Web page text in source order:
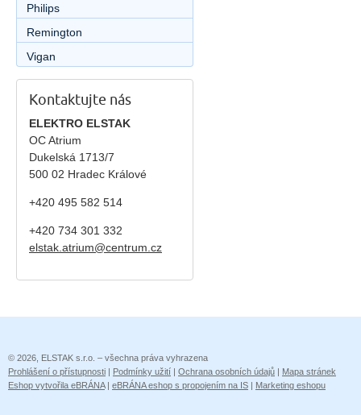
Philips
Remington
Vigan
Kontaktujte nás
ELEKTRO ELSTAK
OC Atrium
Dukelská 1713/7
500 02 Hradec Králové
+420 495 582 514
+420 734 301 332
elstak.atrium@centrum.cz
© 2026, ELSTAK s.r.o. – všechna práva vyhrazena
Prohlášení o přístupnosti | Podmínky užití | Ochrana osobních údajů | Mapa stránek
Eshop vytvořila eBRÁNA| eBRÁNA eshop s propojením na IS | Marketing eshopu